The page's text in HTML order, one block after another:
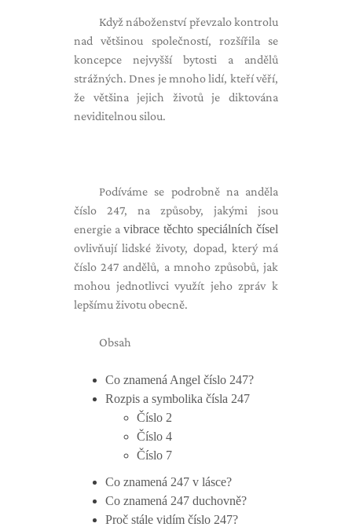
Když náboženství převzalo kontrolu
nad většinou společností, rozšířila se
koncepce nejvyšší bytosti a andělů
strážných. Dnes je mnoho lidí, kteří věří,
že většina jejich životů je diktována
neviditelnou silou.
Podíváme se podrobně na anděla
číslo 247, na způsoby, jakými jsou
energie a vibrace těchto speciálních čísel
ovlivňují lidské životy, dopad, který má
číslo 247 andělů, a mnoho způsobů, jak
mohou jednotlivci využít jeho zpráv k
lepšímu životu obecně.
Obsah
Co znamená Angel číslo 247?
Rozpis a symbolika čísla 247
Číslo 2
Číslo 4
Číslo 7
Co znamená 247 v lásce?
Co znamená 247 duchovně?
Proč stále vidím číslo 247?